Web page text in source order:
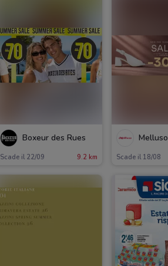
Boxeur des Rues
Scade il 22/09 9.2 km
Melluso
Scade il 18/08